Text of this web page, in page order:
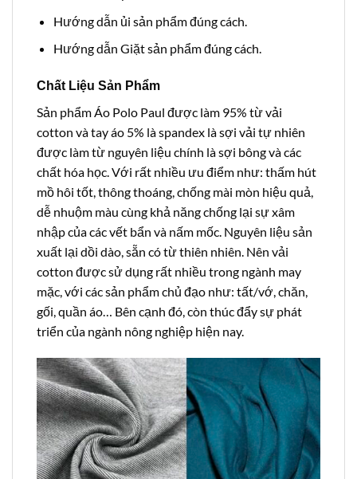
Hướng dẫn ủi sản phẩm đúng cách.
Hướng dẫn Giặt sản phẩm đúng cách.
Chất Liệu Sản Phẩm
Sản phẩm Áo Polo Paul được làm 95% từ vải
cotton và tay áo 5% là spandex là sợi vải tự nhiên
được làm từ nguyên liệu chính là sợi bông và các
chất hóa học. Với rất nhiều ưu điểm như: thấm hút
mồ hôi tốt, thông thoáng, chống mài mòn hiệu quả,
dễ nhuộm màu cùng khả năng chống lại sự xâm
nhập của các vết bẩn và nấm mốc. Nguyên liệu sản
xuất lại dồi dào, sẵn có từ thiên nhiên. Nên vải
cotton được sử dụng rất nhiều trong ngành may
mặc, với các sản phẩm chủ đạo như: tất/vớ, chăn,
gối, quần áo… Bên cạnh đó, còn thúc đẩy sự phát
triển của ngành nông nghiệp hiện nay.